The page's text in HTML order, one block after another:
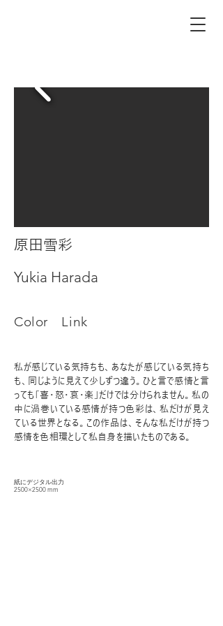
原田雪彩
Yukia Harada
Color Link
私が感じている気持ちも、あなたが感じている気持ち
も、同じように見えて少しずつ違う。ひと言で感情と言
っても｢喜･怒･哀･楽｣だけでは分けられません。私の
中に渦巻いている感情が持つ色彩は、私だけが見え
ている世界となる。この作品は、そんな私だけが持つ
感情を色相環として私自身を描いたものである。
紙にデジタル出力
2500×2500 mm